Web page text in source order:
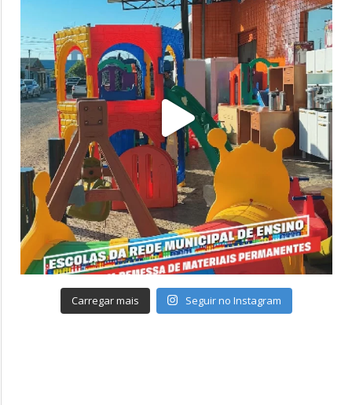
Carregar mais Seguir no Instagram